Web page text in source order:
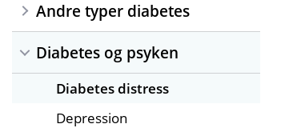
Andre typer diabetes
Diabetes og psyken
Diabetes distress
Depression